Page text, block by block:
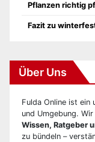
Pflanzen richtig
Fazit zu
Über Uns
Fulda Online ist ein
und Umgebung.
Wissen, Ratgeber
zu bündeln –